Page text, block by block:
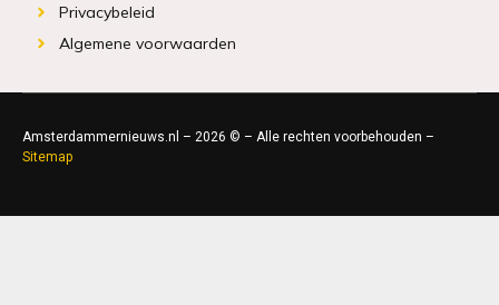
Privacybeleid
Algemene voorwaarden
Amsterdammernieuws.nl – 2026 © – Alle rechten voorbehouden –
Sitemap